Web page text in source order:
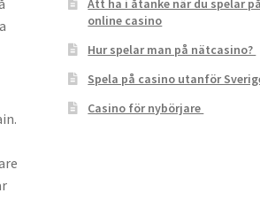
Att ha i åtanke när du spelar på
online casino
Hur spelar man på nätcasino?
Spela på casino utanför
Casino för nybörjare